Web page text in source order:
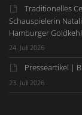
Traditionelles
Schauspielerin
Hamburger
24. Juli 2026
Presseartikel |
23. Juli 2026